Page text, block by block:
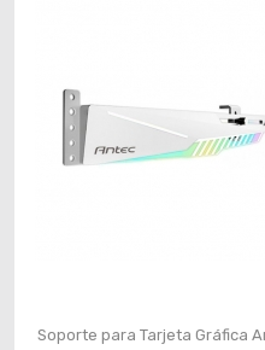
Soporte para Tarjeta Gráfica